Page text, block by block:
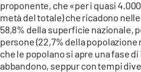
proponente, che «per i quasi
metà del totale) che ricadono
58,8% della superficie nazionale,
persone (22,7% della popolazione
che le popolano si apre una fase
abbandono, seppur con tempi